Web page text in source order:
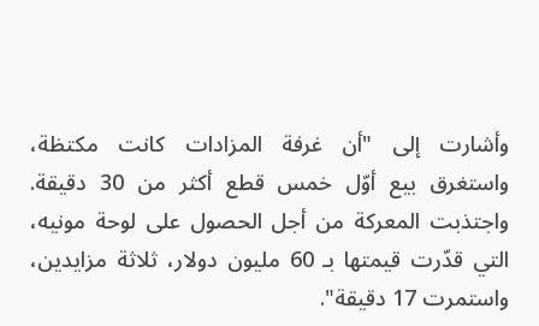
وأشارت إلى "أن غرفة المزادات كانت مكتظة،
واستغرق بيع أوّل خمس قطع أكثر من 30 دقيقة.
واجتذبت المعركة من أجل الحصول على لوحة مونيه،
التي قدّرت قيمتها بـ 60 مليون دولار، ثلاثة مزايدين،
واستمرت 17 دقيقة".